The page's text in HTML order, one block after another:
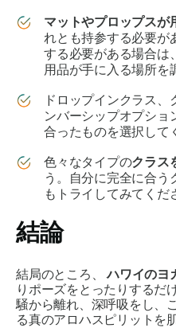
マットやプロップスが
れとも持参する必要が
する必要がある場合は
用品が手に入る場所を
ドロップインクラス
ンバーシップオプショ
合ったものを選択して
色々なタイプのクラス
う。自分に完全に合
もトライしてみてくだ
結論
結局のところ、ハワイのヨ
りポーズをとったりするだ
騒から離れ、深呼吸をし、
る真のアロハスピリットを